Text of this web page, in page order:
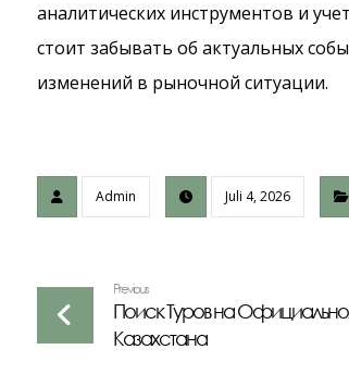
аналитических инструментов и
стоит забывать об актуальных
изменений в рыночной ситуации.
Admin Juli 4, 2026
Previous
Поиск Туров на
Казахстана